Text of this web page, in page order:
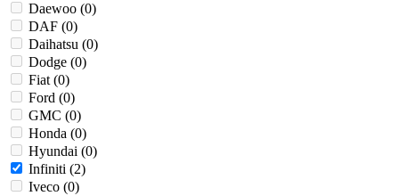
Daewoo (0)
DAF (0)
Daihatsu (0)
Dodge (0)
Fiat (0)
Ford (0)
GMC (0)
Honda (0)
Hyundai (0)
Infiniti (2)
Iveco (0)